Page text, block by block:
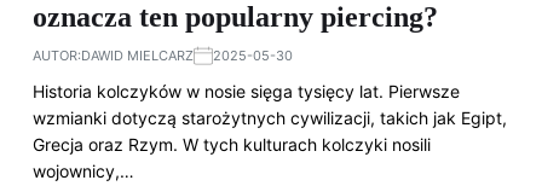
oznacza ten popularny piercing?
AUTOR:DAWID MIELCARZ 2025-05-30
Historia kolczyków w nosie sięga tysięcy lat. Pierwsze
wzmianki dotyczą starożytnych cywilizacji, takich jak Egipt,
Grecja oraz Rzym. W tych kulturach kolczyki nosili
wojownicy,…